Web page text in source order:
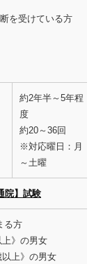
を受けている方
約2年半～5年程
度
約20～36回
※対応曜日：月
～土曜
院】試験
る方
上》の男女
上》の男女